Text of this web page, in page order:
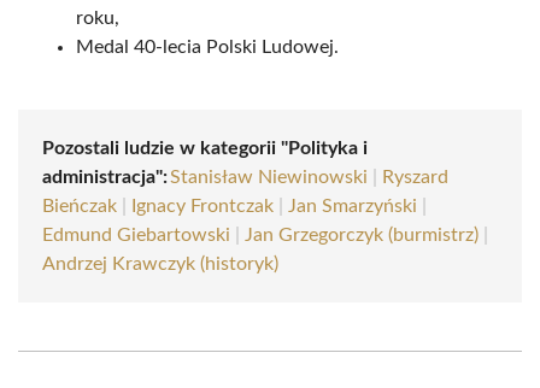
roku,
Medal 40-lecia Polski Ludowej.
Pozostali ludzie w kategorii "Polityka i
administracja":Stanisław Niewinowski
Ryszard
Bieńczak
Ignacy Frontczak Jan Smarzyński
Edmund Giebartowski
Jan Grzegorczyk (burmistrz)
Andrzej Krawczyk (historyk)